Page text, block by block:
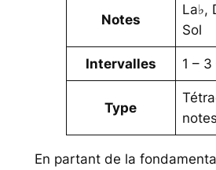
Notes
La♭,
Sol
Intervalles 1 – 3
Type
En partant de la